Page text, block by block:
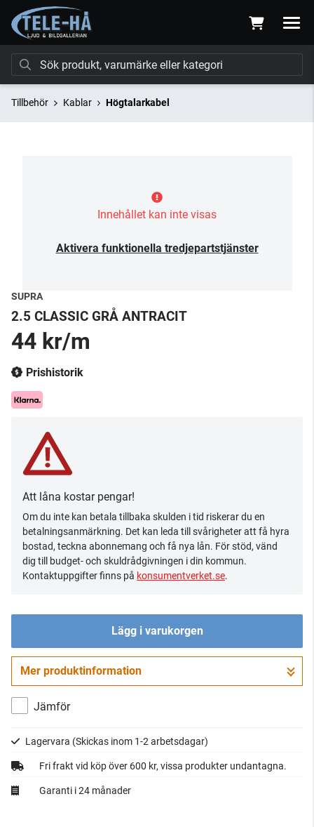
Tillbehör Kablar Högtalarkabel
Innehållet kan inte visas
Aktivera funktionella tredjepartstjänster
SUPRA
2.5 CLASSIC GRÅ ANTRACIT
44 kr/m
Prishistorik
Att låna kostar pengar!
Om du inte kan betala tillbaka skulden i tid riskerar du en
betalningsanmärkning. Det kan leda till svårigheter att få hyra
bostad, teckna abonnemang och få nya lån. För stöd, vänd
dig till budget- och skuldrådgivningen i din kommun.
Kontaktuppgifter finns på konsumentverket.se.
Lägg i varukorgen
Gå till kassan
Mer produktinformation
Jämför
Lagervara (Skickas inom 1-2 arbetsdagar)
Fri frakt vid köp över 600 kr, vissa produkter undantagna.
Garanti i 24 månader